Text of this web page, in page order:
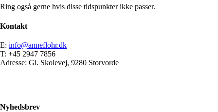
Ring også gerne hvis disse tidspunkter ikke passer.
Kontakt
E: info@anneflohr.dk
T: +45 2947 7856
Adresse: Gl. Skolevej, 9280 Storvorde
Nyhedsbrev